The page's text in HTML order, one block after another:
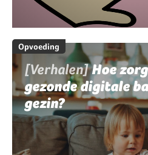
Opvoeding
[Verhalen]Hoe
gezonde digitale
gezin?